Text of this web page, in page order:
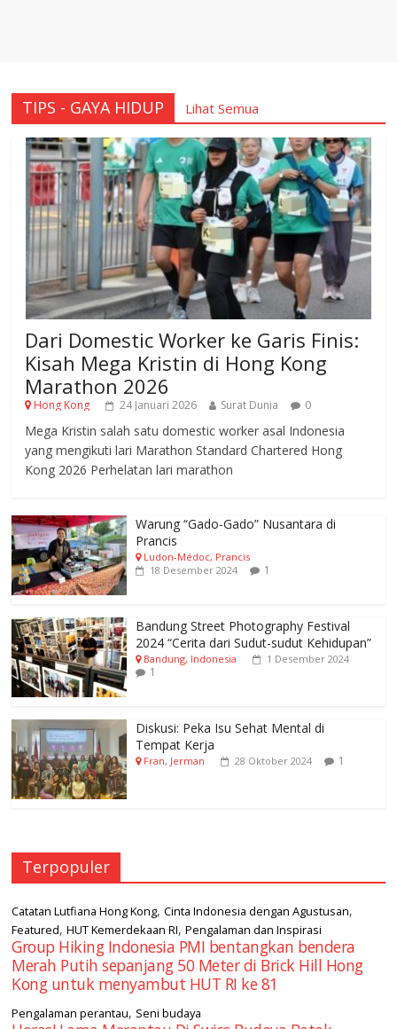
TIPS - GAYA HIDUP Lihat Semua
Dari Domestic Worker ke Garis Finis:
Kisah Mega Kristin di Hong Kong
Marathon 2026
Hong Kong 24 Januari 2026 Surat Dunia 0
Mega Kristin salah satu domestic worker asal Indonesia
yang mengikuti lari Marathon Standard Chartered Hong
Kong 2026 Perhelatan lari marathon
Warung “Gado-Gado” Nusantara di
Prancis
Ludon-Médoc, Prancis
18 Desember 2024
1
Bandung Street Photography Festival
2024 “Cerita dari Sudut-sudut Kehidupan”
Bandung, Indonesia 1 Desember 2024
1
Diskusi: Peka Isu Sehat Mental di
Tempat Kerja
Fran, Jerman 28 Oktober 2024 1
Terpopuler
Catatan Lutfiana Hong Kong,Cinta Indonesia dengan Agustusan,
Featured,HUT Kemerdekaan RI,Pengalaman dan Inspirasi
Group Hiking Indonesia PMI bentangkan bendera
Merah Putih sepanjang 50 Meter di Brick Hill Hong
Kong untuk menyambut HUT RI ke 81
Pengalaman perantau, Seni budaya